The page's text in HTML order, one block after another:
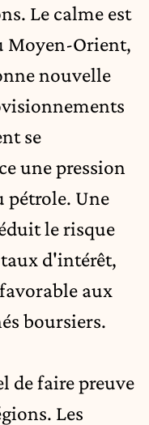
Le calme est
Moyen-Orient,
nouvelle
se
une pression
pétrole. Une
le risque
taux d'intérêt,
aux
boursiers.
de faire preuve
Les